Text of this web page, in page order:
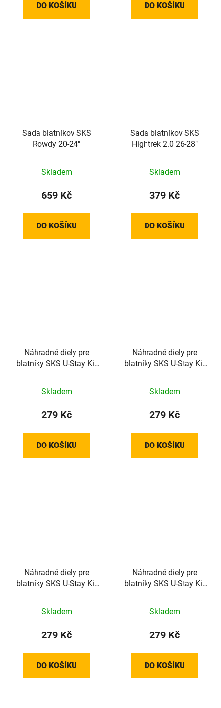
DO KOŠÍKU DO KOŠÍKU
Sada blatníkov SKS
Rowdy 20-24"
Skladem
659 Kč
DO KOŠÍKU
Sada blatníkov SKS
Hightrek 2.0 26-28"
Skladem
379 Kč
DO KOŠÍKU
Náhradné diely pre
blatníky SKS U-Stay Kit
Skladem
279 Kč
DO KOŠÍKU
Náhradné diely pre
blatníky SKS U-Stay Kit
Skladem
279 Kč
DO KOŠÍKU
Náhradné diely pre
blatníky SKS U-Stay Kit
Suntour s očkami
Skladem
279 Kč
DO KOŠÍKU
Náhradné diely pre
blatníky SKS U-Stay Kit
Skladem
279 Kč
DO KOŠÍKU